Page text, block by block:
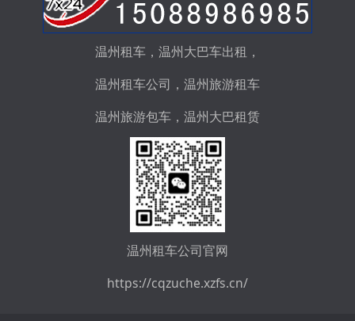
温州租车， 温州大巴车出租 ，
温州租车公司 ， 温州旅游租车
温州旅游包车， 温州大巴租赁
温州租车公司官网
https://cqzuche.xzfs.cn/